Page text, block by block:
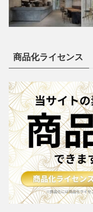
商品化ライセンス